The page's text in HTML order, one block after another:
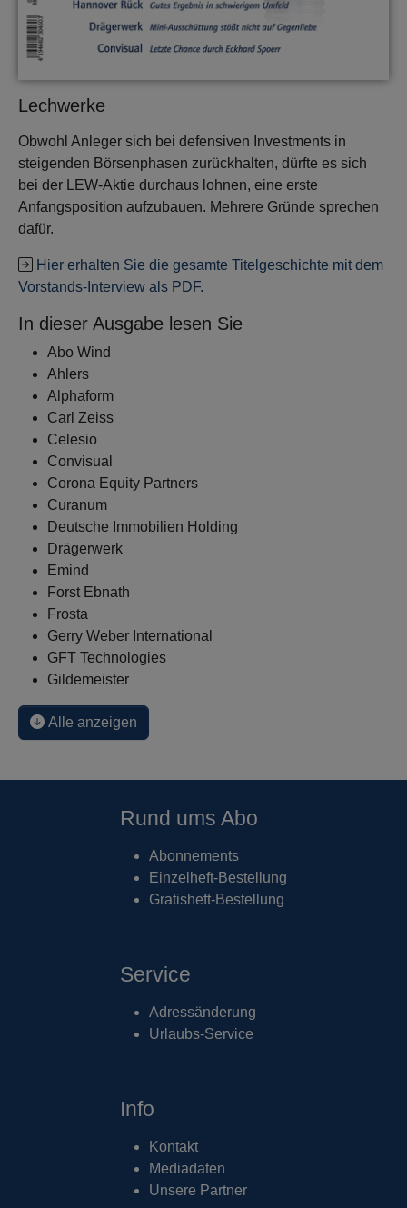
Lechwerke
Obwohl Anleger sich bei defensiven Investments in
steigenden Börsenphasen zurückhalten, dürfte es sich
bei der LEW-Aktie durchaus lohnen, eine erste
Anfangsposition aufzubauen. Mehrere Gründe sprechen
dafür.
Hier erhalten Sie die gesamte Titelgeschichte mit dem
Vorstands-Interview als PDF.
In dieser Ausgabe lesen Sie
Abo Wind
Ahlers
Alphaform
Carl Zeiss
Celesio
Convisual
Corona Equity Partners
Curanum
Deutsche Immobilien Holding
Drägerwerk
Emind
Forst Ebnath
Frosta
Gerry Weber International
GFT Technologies
Gildemeister
Alle anzeigen
Rund ums Abo
Abonnements
Einzelheft-Bestellung
Gratisheft-Bestellung
Service
Adressänderung
Urlaubs-Service
Info
Kontakt
Mediadaten
Unsere Partner